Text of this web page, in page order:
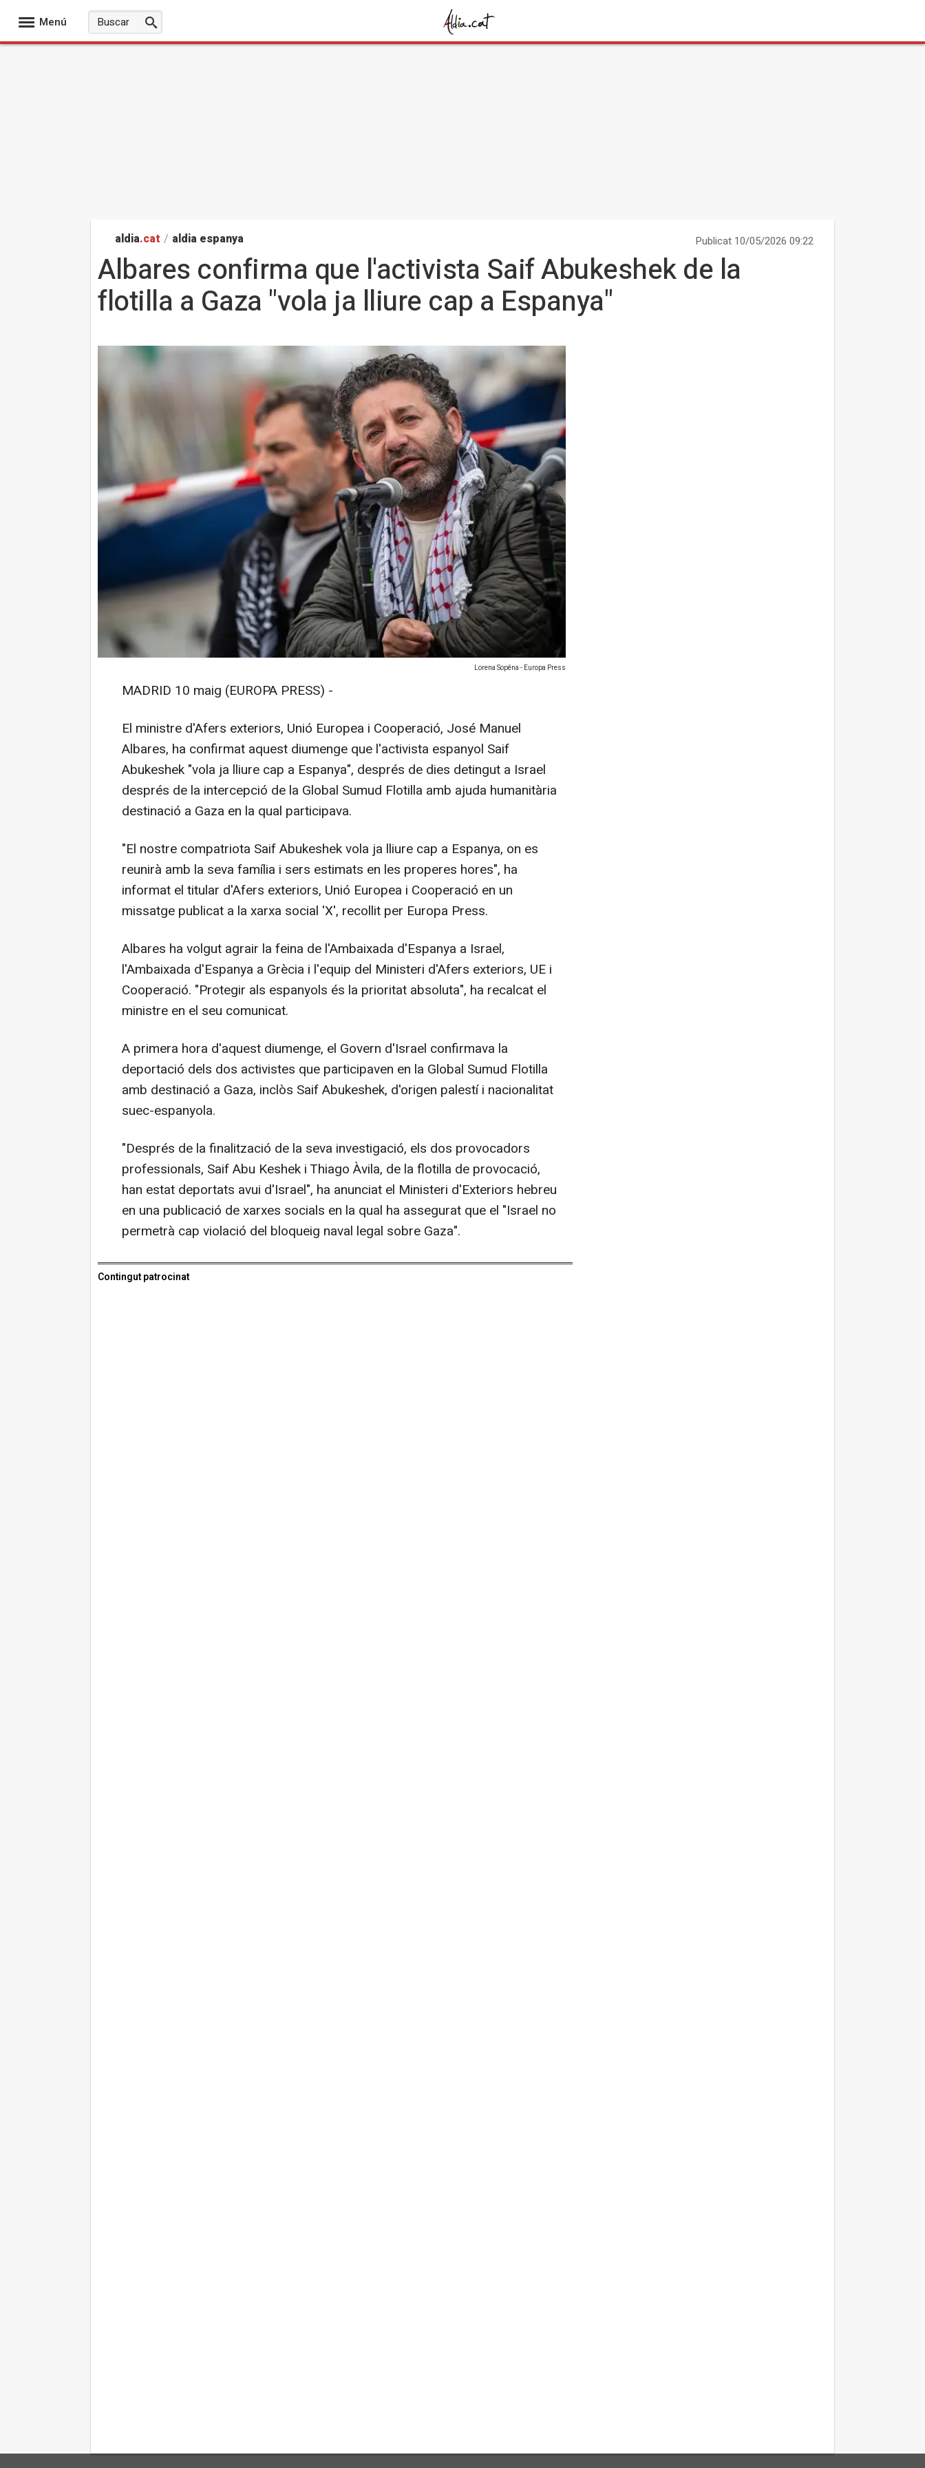
Menú
aldia.cat / aldia espanya Publicat 10/05/2026 09:22
Albares confirma que l'activista Saif Abukeshek de la
flotilla a Gaza "vola ja lliure cap a Espanya"
Lorena Sopêna - Europa Press
MADRID 10 maig (EUROPA PRESS) -
El ministre d'Afers exteriors, Unió Europea i Cooperació, José Manuel
Albares, ha confirmat aquest diumenge que l'activista espanyol Saif
Abukeshek "vola ja lliure cap a Espanya", després de dies detingut a Israel
després de la intercepció de la Global Sumud Flotilla amb ajuda humanitària
destinació a Gaza en la qual participava.
"El nostre compatriota Saif Abukeshek vola ja lliure cap a Espanya, on es
reunirà amb la seva família i sers estimats en les properes hores", ha
informat el titular d'Afers exteriors, Unió Europea i Cooperació en un
missatge publicat a la xarxa social 'X', recollit per Europa Press.
Albares ha volgut agrair la feina de l'Ambaixada d'Espanya a Israel,
l'Ambaixada d'Espanya a Grècia i l'equip del Ministeri d'Afers exteriors, UE i
Cooperació. "Protegir als espanyols és la prioritat absoluta", ha recalcat el
ministre en el seu comunicat.
A primera hora d'aquest diumenge, el Govern d'Israel confirmava la
deportació dels dos activistes que participaven en la Global Sumud Flotilla
amb destinació a Gaza, inclòs Saif Abukeshek, d'origen palestí i nacionalitat
suec-espanyola.
"Després de la finalització de la seva investigació, els dos provocadors
professionals, Saif Abu Keshek i Thiago Àvila, de la flotilla de provocació,
han estat deportats avui d'Israel", ha anunciat el Ministeri d'Exteriors hebreu
en una publicació de xarxes socials en la qual ha assegurat que el "Israel no
permetrà cap violació del bloqueig naval legal sobre Gaza".
Contingut patrocinat